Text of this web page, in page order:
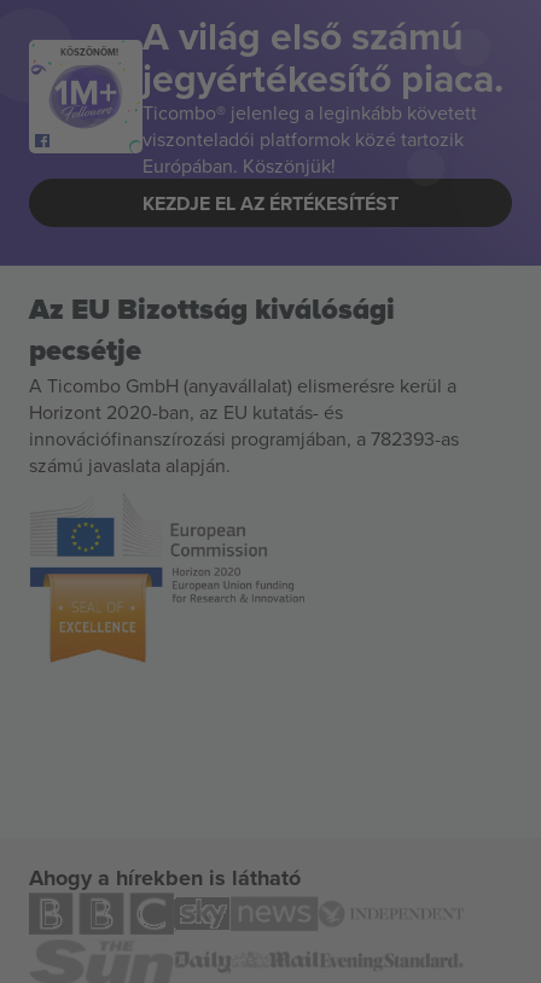
KÖSZÖNÖM! A világ első számú
jegyértékesítő piaca.
Ticombo® jelenleg a leginkább követett
viszonteladói platformok közé tartozik
Európában. Köszönjük!
KEZDJE EL AZ ÉRTÉKESÍTÉST
Az EU Bizottság kiválósági
pecsétje
A Ticombo GmbH (anyavállalat) elismerésre kerül a
Horizont 2020-ban, az EU kutatás- és
innovációfinanszírozási programjában, a 782393-as
számú javaslata alapján.
Ahogy a hírekben is látható